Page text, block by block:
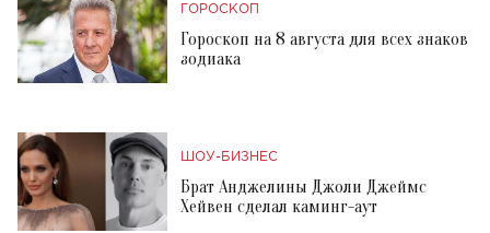
ГОРОСКОП
Гороскоп на 8 августа для всех знаков
зодиака
ШОУ-БИЗНЕС
Брат Анджелины Джоли Джеймс
Хейвен сделал каминг-аут